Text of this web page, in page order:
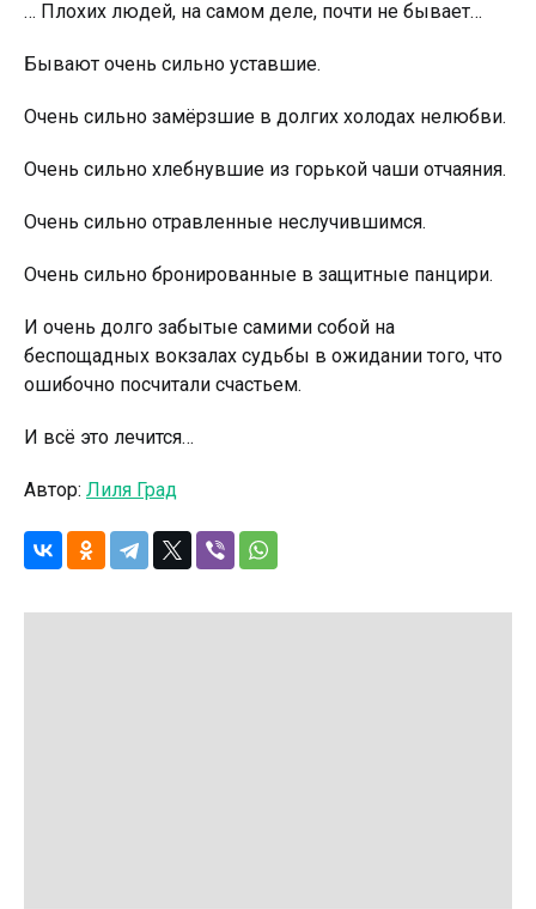
… Плохих людей, на самом деле, почти не бывает…
Бывают очень сильно уставшие.
Очень сильно замёрзшие в долгих холодах нелюбви.
Очень сильно хлебнувшие из горькой чаши отчаяния.
Очень сильно отравлeнные нecлучившимся.
Очень сильно бронированные в защитные панцири.
И очень долго забытые самими собой на
беспощадных вокзалах судьбы в ожидании того, что
ошибочно посчитали счастьем.
И всё это лeчится…
Автор: Лиля Град